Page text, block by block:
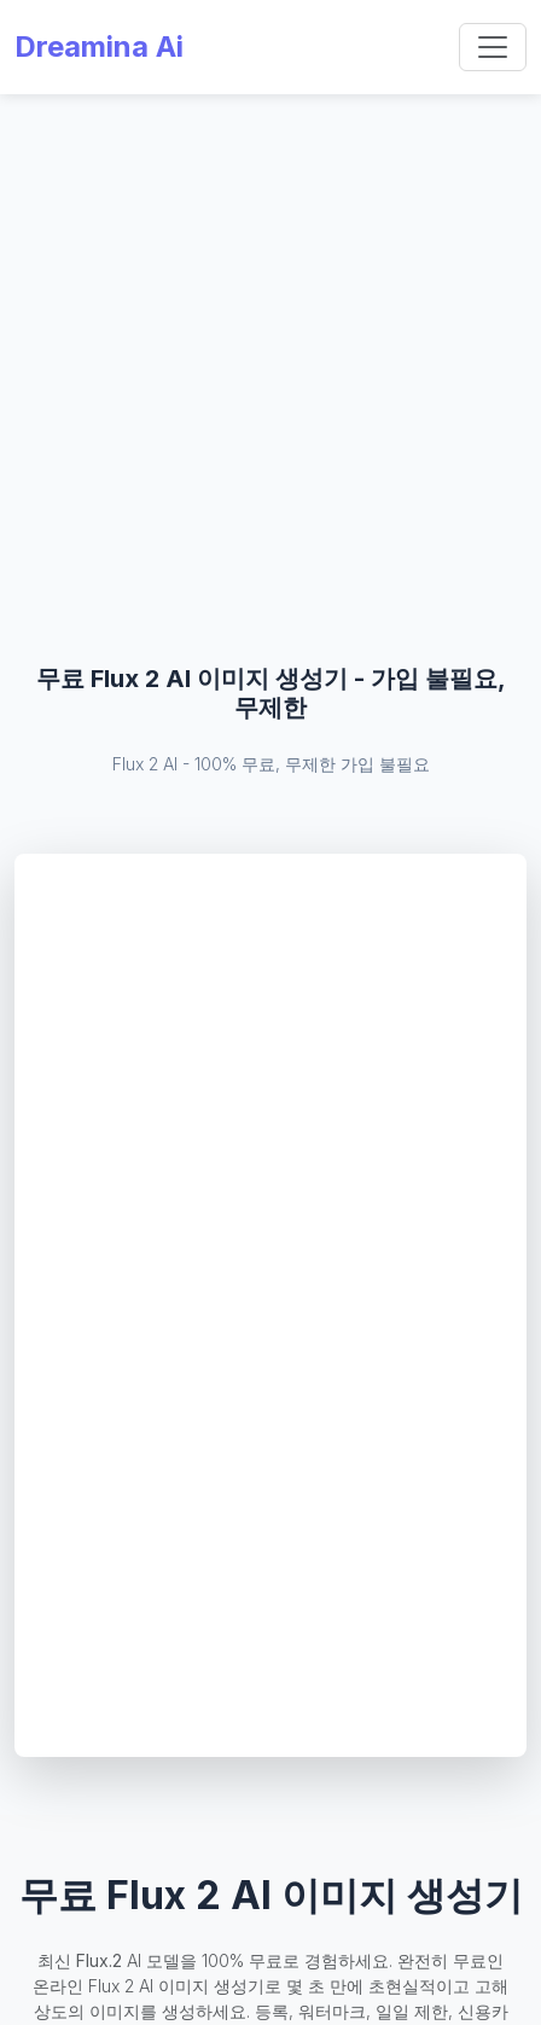
Dreamina Ai
무료 Flux 2 AI 이미지 생성기 - 가입 불필요,
무제한
Flux 2 AI - 100% 무료, 무제한 가입 불필요
무료 Flux 2 AI 이미지 생성기
최신 Flux.2 AI 모델을 100% 무료로 경험하세요. 완전히 무료인
온라인 Flux 2 AI 이미지 생성기로 몇 초 만에 초현실적이고 고해
상도의 이미지를 생성하세요. 등록, 워터마크, 일일 제한, 신용카